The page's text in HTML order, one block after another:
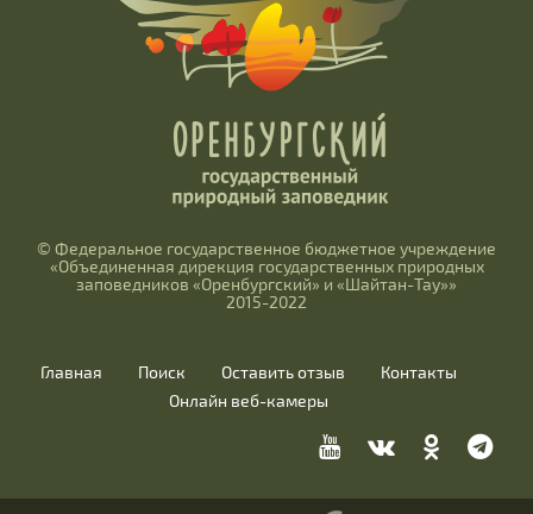
© Федеральное государственное бюджетное учреждение
«Объединенная дирекция государственных природных
заповедников «Оренбургский» и «Шайтан-Тау»»
2015-2022
Главная Поиск Оставить отзыв
Контакты
Онлайн веб-камеры